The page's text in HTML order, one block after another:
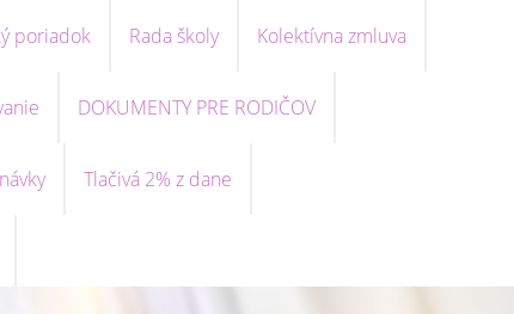
poriadok Rada školy Kolektívna zmluva
DOKUMENTY PRE RODIČOV
Tlačivá 2% z dane